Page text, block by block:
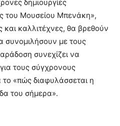
δημιουργίες
του Μουσείου Μπενάκη»,
και καλλιτέχνες, θα βρεθούν
συνομιλήσουν με τους
συνεχίζει να
τους σύγχρονους
το «πώς διαφυλάσσεται η
του σήμερα».